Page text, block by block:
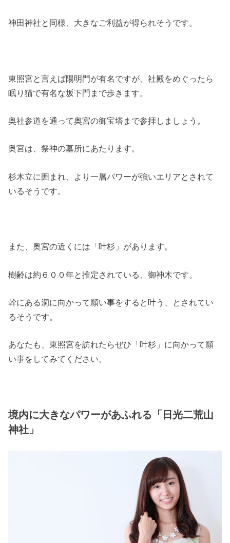
神田神社と同様、大きなご利益が得られそうです。
東照宮と言えば陽明門が有名ですが、社殿をめぐったら
眠り猫で有名な坂下門まで歩きます。
奥社参道を通って奥宮の御宝塔まで参拝しましょう。
奥宮は、祭神の墓所にあたります。
杉木立に囲まれ、より一層パワーが強いエリアとされて
いるそうです。
また、奥宮の近くには「叶杉」があります。
樹齢は約６００年と推定されている、御神木です。
幹にある洞に向かって願い事をすると叶う、とされてい
るそうです。
あなたも、東照宮を訪れたらぜひ「叶杉」に向かって願
い事をしてみてください。
境内に大きなパワーがあふれる「日光二荒山
神社」